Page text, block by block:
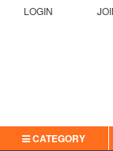
LOGIN
CATEGORY